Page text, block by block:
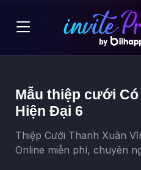
Mẫu thiệp cưới
Hiện Đại 6
Thiệp Cưới Thanh Xuân
Online miễn phí, chuyên